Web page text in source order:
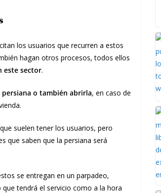
los usuarios que recurren a estos
hagan otros procesos, todos ellos
este sector.
o también abrirla, en caso de
suelen tener los usuarios, pero
que saben que la persiana será
se entregan en un parpadeo,
tendrá el servicio como a la hora